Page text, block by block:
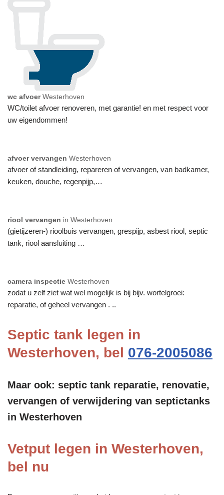
wc afvoer Westerhoven
WC/toilet afvoer renoveren, met garantie! en met respect voor
uw eigendommen!
afvoer vervangen Westerhoven
afvoer of standleiding, repareren of vervangen, van badkamer,
keuken, douche, regenpijp,…
riool vervangen in Westerhoven
(gietijzeren-) rioolbuis vervangen, grespijp, asbest riool, septic
tank, riool aansluiting …
camera inspectie Westerhoven
zodat u zelf ziet wat wel mogelijk is bij bijv. wortelgroei:
reparatie, of geheel vervangen . ..
Septic tank legen in
Westerhoven, bel 076-2005086
Maar ook: septic tank reparatie, renovatie,
vervangen of verwijdering van septictanks
in Westerhoven
Vetput legen in Westerhoven,
bel nu